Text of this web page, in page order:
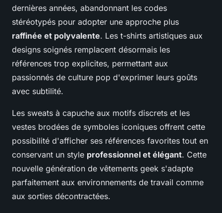
dernières années, abandonnant les codes
stéréotypés pour adopter une approche plus
raffinée et polyvalente. Les t-shirts artistiques aux
designs soignés remplacent désormais les
références trop explicites, permettant aux
passionnés de culture pop d'exprimer leurs goûts
avec subtilité.
Les sweats à capuche aux motifs discrets et les
vestes brodées de symboles iconiques offrent cette
possibilité d'afficher ses références favorites tout en
conservant un style professionnel et élégant. Cette
nouvelle génération de vêtements geek s'adapte
parfaitement aux environnements de travail comme
aux sorties décontractées.